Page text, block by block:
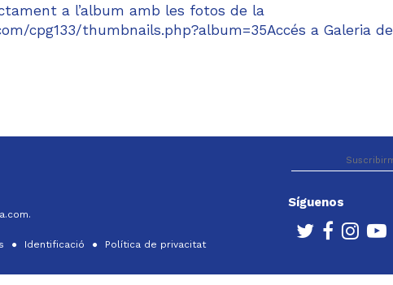
a l’album amb les fotos de la
cpg133/thumbnails.php?album=35Accés a Galeria de
Identificació Política de privacitat
Síguenos